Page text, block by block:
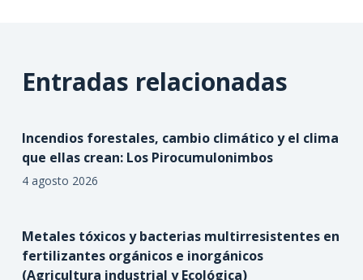
Entradas relacionadas
Incendios forestales, cambio climático y el clima
que ellas crean: Los Pirocumulonimbos
4 agosto 2026
Metales tóxicos y bacterias multirresistentes en
fertilizantes orgánicos e inorgánicos
(Agricultura industrial y Ecológica)